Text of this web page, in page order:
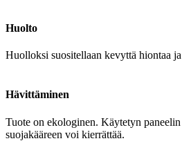
Huolto
Huolloksi suositellaan kevyttä hiontaa
Hävittäminen
Tuote on ekologinen. Käytetyn
suojakääreen voi kierrättää.